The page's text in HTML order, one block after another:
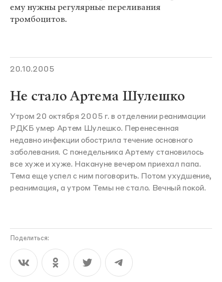
ему нужны регулярные переливания
тромбоцитов.
20.10.2005
Не стало Артема Шулешко
Утром 20 октября 2005 г. в отделении реанимации
РДКБ умер Артем Шулешко. Перенесенная
недавно инфекции обострила течение основного
заболевания. С понедельника Артему становилось
все хуже и хуже. Накануне вечером приехал папа.
Тема еще успел с ним поговорить. Потом ухудшение,
реанимация, а утром Темы не стало. Вечный покой.
Поделиться: